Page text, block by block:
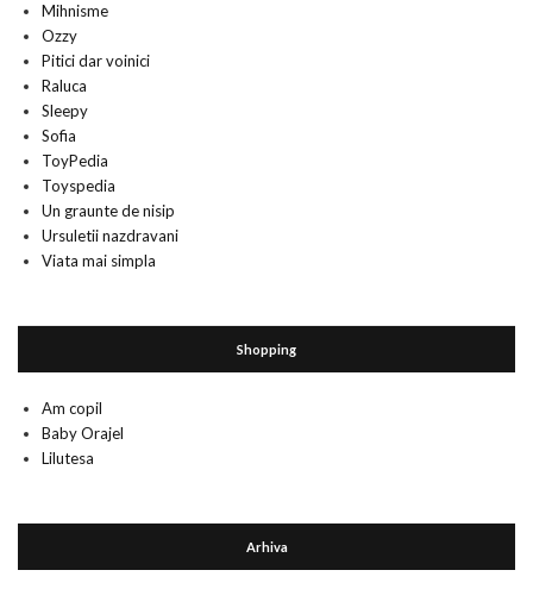
Mihnisme
Ozzy
Pitici dar voinici
Raluca
Sleepy
Sofia
ToyPedia
Toyspedia
Un graunte de nisip
Ursuletii nazdravani
Viata mai simpla
Shopping
Am copil
Baby Orajel
Lilutesa
Arhiva